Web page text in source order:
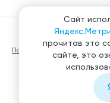
© ГК
Политика
Материалы,
Создание и
Сайт
прочитав это
сайте, это